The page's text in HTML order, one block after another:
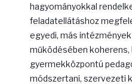
hagyományokkal
feladatellátáshoz
egyedi, más
működésében koherens,
gyermekközpontú
módszertani, szervezeti